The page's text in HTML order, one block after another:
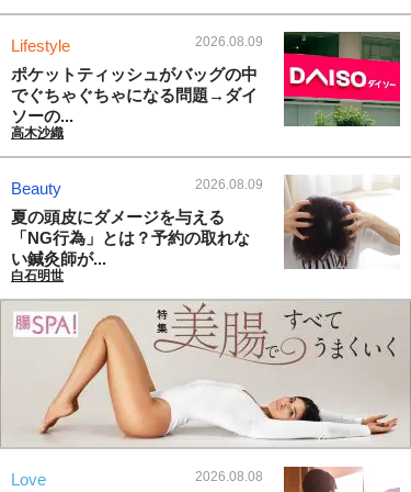
Lifestyle 2026.08.09
ポケットティッシュがバッグの中
でぐちゃぐちゃになる問題→ダイ
ソーの...
高木沙織
Beauty 2026.08.09
夏の頭皮にダメージを与える
「NG行為」とは？予約の取れな
い鍼灸師が...
白石明世
Love 2026.08.08